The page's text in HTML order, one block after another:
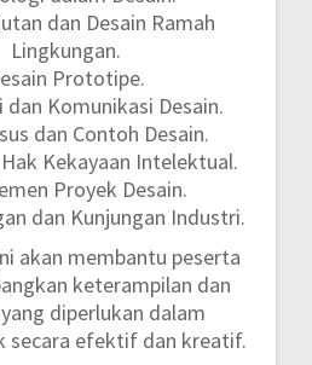
dan Desain Ramah
Lingkungan.
Prototipe.
dan Komunikasi Desain.
dan Contoh Desain.
Kekayaan Intelektual.
Proyek Desain.
dan Kunjungan Industri.
akan membantu peserta
keterampilan dan
diperlukan dalam
secara efektif dan kreatif.